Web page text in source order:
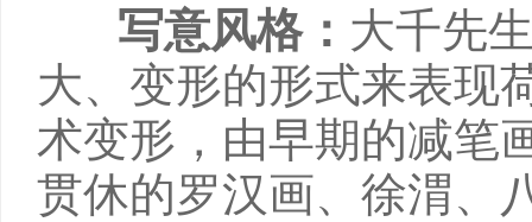
写意风格： 大千先
大、变形的形式来表现
术变形，由早期的减笔
贯休的罗汉画、徐渭、